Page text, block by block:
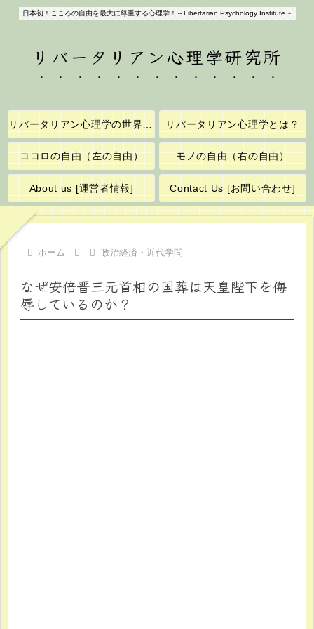
日本初！こころの自由を最大に尊重する心理学！～Libertarian Psychology Institute～
リバータリアン心理学研究所
リバータリアン心理学の世界へようこそ！ リバータリアン心理学とは？
ココロの自由（左の自由） モノの自由（右の自由）
About us [運営者情報] Contact Us [お問い合わせ]
ホーム 政治経済・近代学問
なぜ安倍晋三元首相の国葬は天皇陛下を侮
辱しているのか？